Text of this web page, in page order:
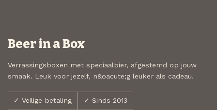
Beer in a Box
Verrassingsboxen met speciaalbier, afgestemd op jouw
smaak. Leuk voor jezelf, n&oacute;g leuker als cadeau.
✓ Veilige betaling ✓ Sinds 2013